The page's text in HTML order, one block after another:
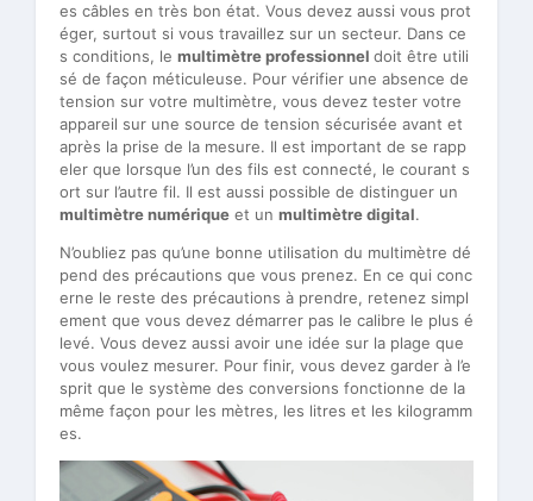
es câbles en très bon état. Vous devez aussi vous prot
éger, surtout si vous travaillez sur un secteur. Dans ce
s conditions, le multimètre professionnel doit être utili
sé de façon méticuleuse. Pour vérifier une absence de
tension sur votre multimètre, vous devez tester votre
appareil sur une source de tension sécurisée avant et
après la prise de la mesure. Il est important de se rapp
eler que lorsque l’un des fils est connecté, le courant s
ort sur l’autre fil. Il est aussi possible de distinguer un
multimètre numérique et un multimètre digital.
N’oubliez pas qu’une bonne utilisation du multimètre dé
pend des précautions que vous prenez. En ce qui conc
erne le reste des précautions à prendre, retenez simpl
ement que vous devez démarrer pas le calibre le plus é
levé. Vous devez aussi avoir une idée sur la plage que
vous voulez mesurer. Pour finir, vous devez garder à l’e
sprit que le système des conversions fonctionne de la
même façon pour les mètres, les litres et les kilogramm
es.